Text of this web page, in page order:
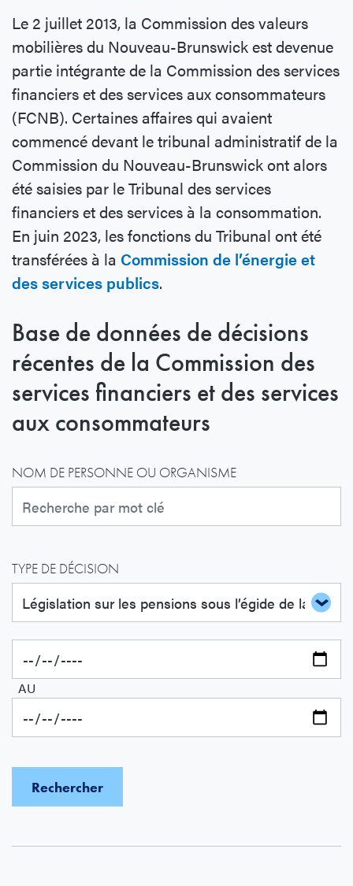
Le 2 juillet 2013, la Commission des valeurs
mobilières du Nouveau-Brunswick est devenue
partie intégrante de la Commission des services
financiers et des services aux consommateurs
(FCNB). Certaines affaires qui avaient
commencé devant le tribunal administratif de la
Commission du Nouveau-Brunswick ont alors
été saisies par le Tribunal des services
financiers et des services à la consommation.
En juin 2023, les fonctions du Tribunal ont été
transférées à la Commission de l’énergie et
des services publics.
Base de données de décisions
récentes de la Commission des
services financiers et des services
aux consommateurs
NOM DE PERSONNE OU ORGANISME
TYPE DE DÉCISION
AU